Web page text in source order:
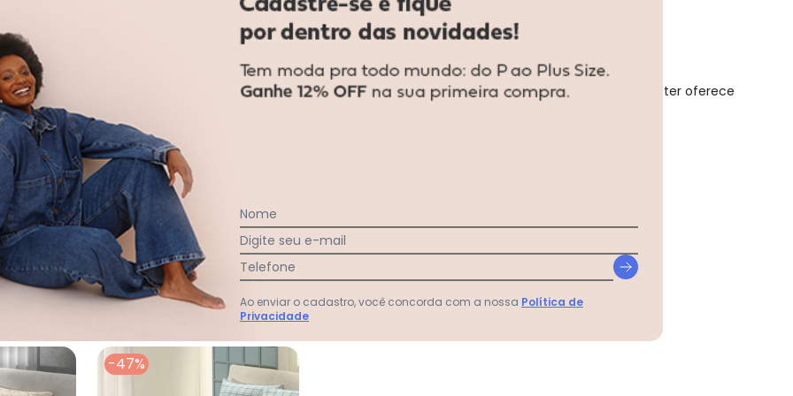
uma beleza e um estilo romântico para a decoração da sua cama e quarto. Seu tecido 100% poliéster oferece
seca rápido, não precisa passar e não gera bolinhas.
dia do mês, para o menor tamanho disponível.
Faça a primeira avaliação
-47%
Nome
Digite seu e-mail
Telefone
Ao enviar o cadastro, você concorda com a nossa Política de
Privacidade